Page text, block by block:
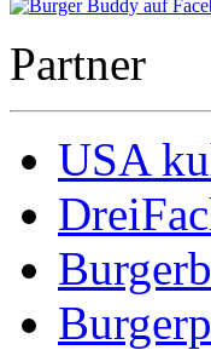
Partner
USA